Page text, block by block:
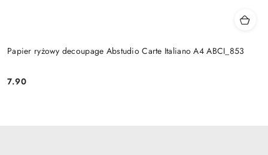
Papier ryżowy decoupage Abstudio Carte Italiano A4 ABCI_853
Cena:
7.90